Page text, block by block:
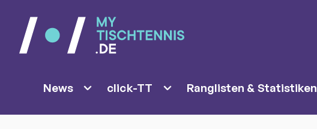
News click-TT Ranglisten & Statistiken